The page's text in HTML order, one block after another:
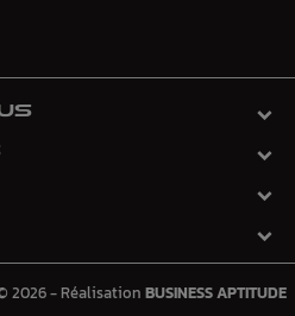
2026 - Réalisation BUSINESS APTITUDE